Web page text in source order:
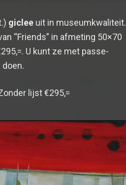
giclee uit in museumkwaliteit.
“Friends” in afmeting 50×70
U kunt ze met passe-
lijst €295,=